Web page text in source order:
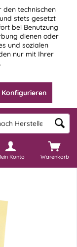
den technischen
stets gesetzt
bei Benutzung
dienen oder
und sozialen
nur mit Ihrer
Konfigurieren
Warenkorb
Konto